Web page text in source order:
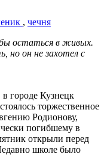
, чечня
остаться в живых.
но он не захотел с
в городе Кузнецк
торжественное
Родионову,
погибшему в
открыли перед
школе было